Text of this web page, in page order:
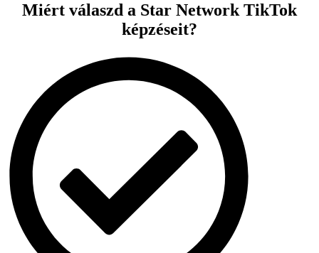
Miért válaszd a Star Network TikTok
képzéseit?